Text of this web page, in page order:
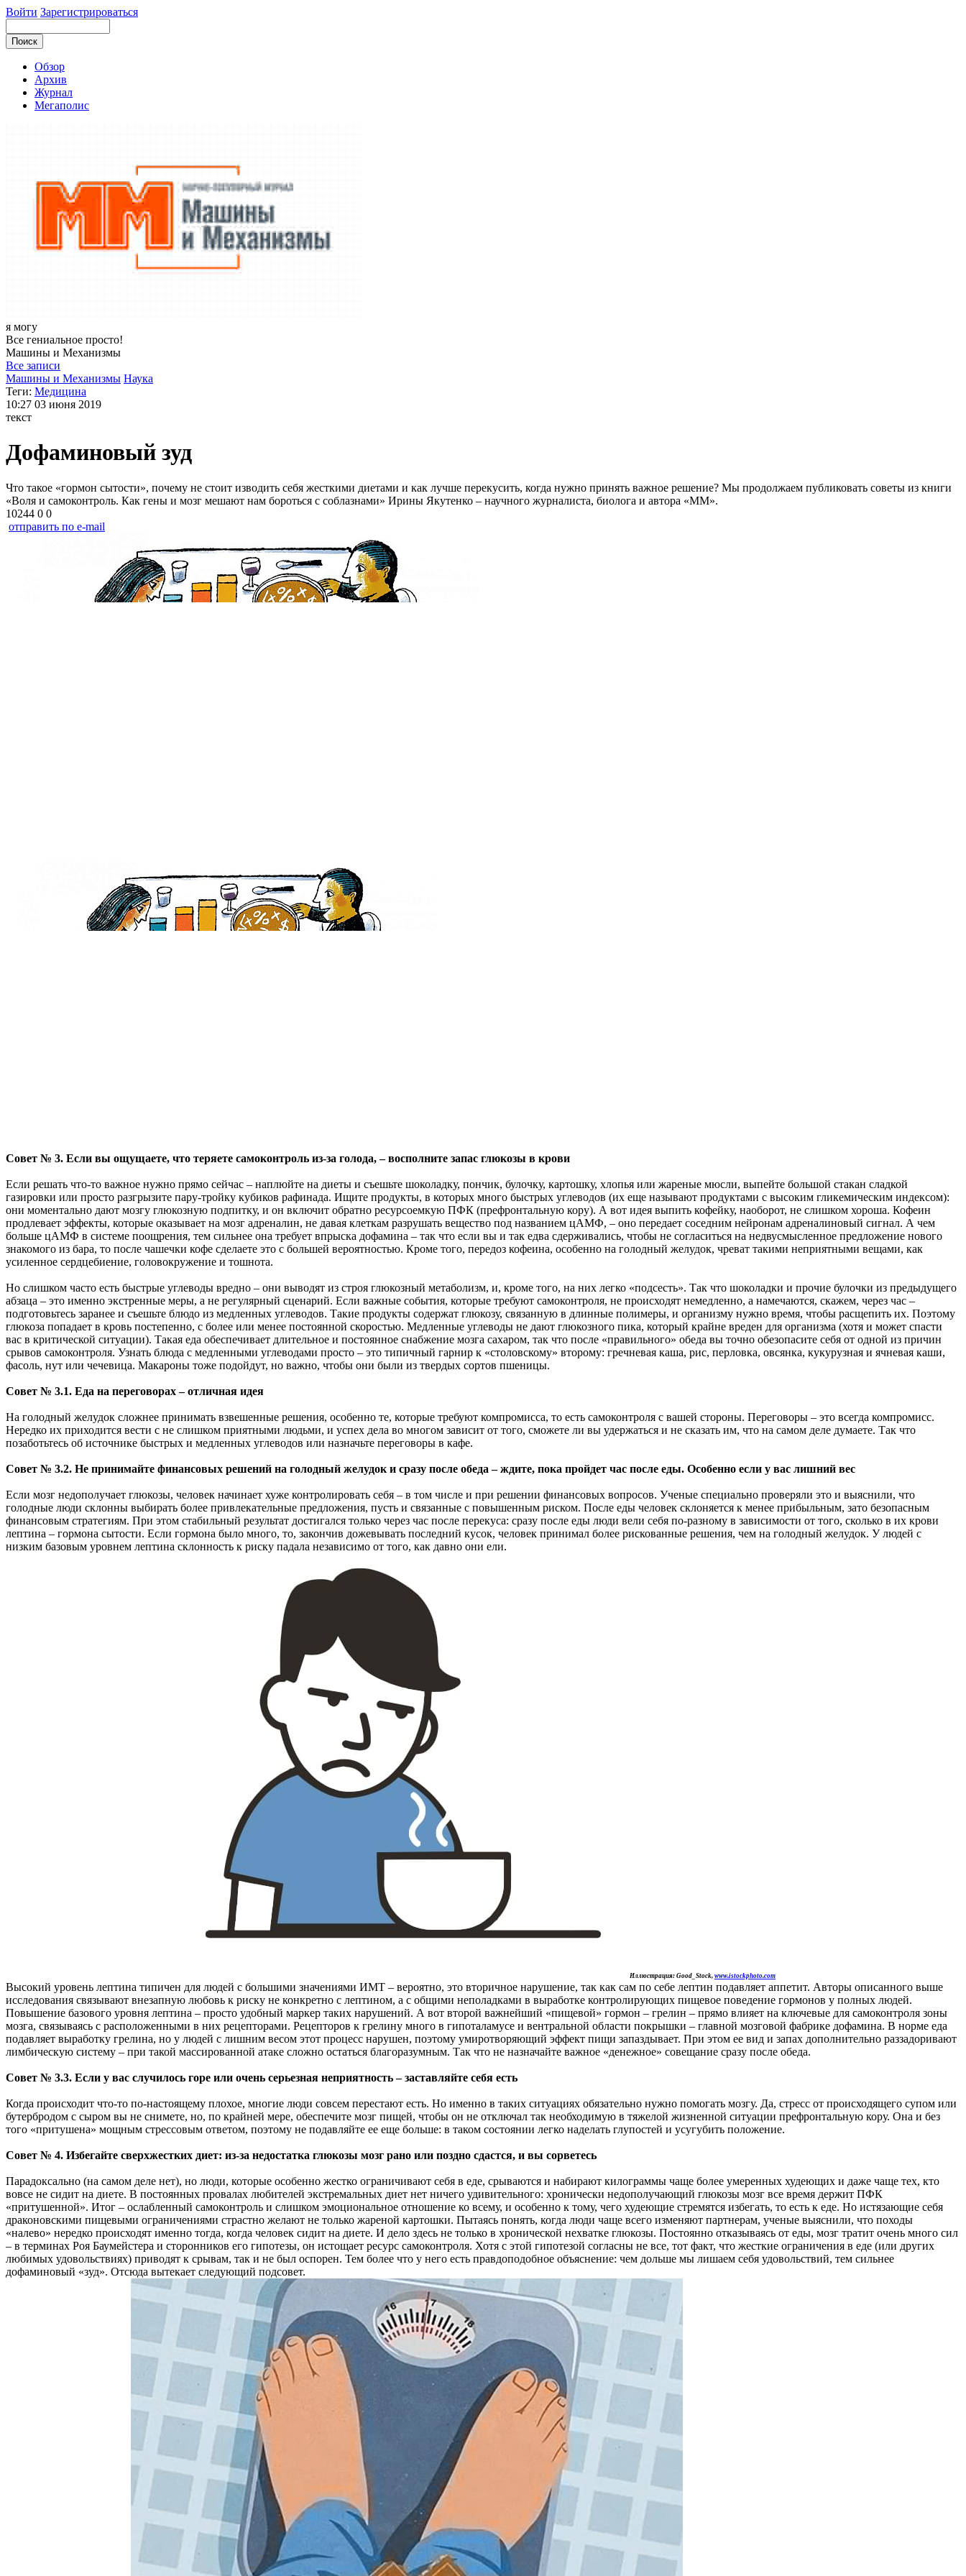
Войти Зарегистрироваться
Обзор
Архив
Журнал
Мегаполис
я могу
Все гениальное просто!
Машины и Механизмы
Все записи
Машины и Механизмы Наука
Теги: Медицина
10:27 03 июня 2019
текст
Дофаминовый зуд
Что такое «гормон сытости», почему не стоит изводить себя жесткими диетами и как лучше перекусить, когда нужно принять важное решение? Мы продолжаем публиковать советы из книги
«Воля и самоконтроль. Как гены и мозг мешают нам бороться с соблазнами» Ирины Якутенко – научного журналиста, биолога и автора «ММ».
10244 0 0
отправить по e-mail
Совет № 3. Если вы ощущаете, что теряете самоконтроль из-за голода, – восполните запас глюкозы в крови
Если решать что-то важное нужно прямо сейчас – наплюйте на диеты и съешьте шоколадку, пончик, булочку, картошку, хлопья или жареные мюсли, выпейте большой стакан сладкой
газировки или просто разгрызите пару-тройку кубиков рафинада. Ищите продукты, в которых много быстрых углеводов (их еще называют продуктами с высоким гликемическим индексом):
они моментально дают мозгу глюкозную подпитку, и он включит обратно ресурсоемкую ПФК (префронтальную кору). А вот идея выпить кофейку, наоборот, не слишком хороша. Кофеин
продлевает эффекты, которые оказывает на мозг адреналин, не давая клеткам разрушать вещество под названием цАМФ, – оно передает соседним нейронам адреналиновый сигнал. А чем
больше цАМФ в системе поощрения, тем сильнее она требует впрыска дофамина – так что если вы и так едва сдерживались, чтобы не согласиться на недвусмысленное предложение нового
знакомого из бара, то после чашечки кофе сделаете это с большей вероятностью. Кроме того, передоз кофеина, особенно на голодный желудок, чреват такими неприятными вещами, как
усиленное сердцебиение, головокружение и тошнота.
Но слишком часто есть быстрые углеводы вредно – они выводят из строя глюкозный метаболизм, и, кроме того, на них легко «подсесть». Так что шоколадки и прочие булочки из предыдущего
абзаца – это именно экстренные меры, а не регулярный сценарий. Если важные события, которые требуют самоконтроля, не происходят немедленно, а намечаются, скажем, через час –
подготовьтесь заранее и съешьте блюдо из медленных углеводов. Такие продукты содержат глюкозу, связанную в длинные полимеры, и организму нужно время, чтобы расщепить их. Поэтому
глюкоза попадает в кровь постепенно, с более или менее постоянной скоростью. Медленные углеводы не дают глюкозного пика, который крайне вреден для организма (хотя и может спасти
вас в критической ситуации). Такая еда обеспечивает длительное и постоянное снабжение мозга сахаром, так что после «правильного» обеда вы точно обезопасите себя от одной из причин
срывов самоконтроля. Узнать блюда с медленными углеводами просто – это типичный гарнир к «столовскому» второму: гречневая каша, рис, перловка, овсянка, кукурузная и ячневая каши,
фасоль, нут или чечевица. Макароны тоже подойдут, но важно, чтобы они были из твердых сортов пшеницы.
Совет № 3.1. Еда на переговорах – отличная идея
На голодный желудок сложнее принимать взвешенные решения, особенно те, которые требуют компромисса, то есть самоконтроля с вашей стороны. Переговоры – это всегда компромисс.
Нередко их приходится вести с не слишком приятными людьми, и успех дела во многом зависит от того, сможете ли вы удержаться и не сказать им, что на самом деле думаете. Так что
позаботьтесь об источнике быстрых и медленных углеводов или назначьте переговоры в кафе.
Совет № 3.2. Не принимайте финансовых решений на голодный желудок и сразу после обеда – ждите, пока пройдет час после еды. Особенно если у вас лишний вес
Если мозг недополучает глюкозы, человек начинает хуже контролировать себя – в том числе и при решении финансовых вопросов. Ученые специально проверяли это и выяснили, что
голодные люди склонны выбирать более привлекательные предложения, пусть и связанные с повышенным риском. После еды человек склоняется к менее прибыльным, зато безопасным
финансовым стратегиям. При этом стабильный результат достигался только через час после перекуса: сразу после еды люди вели себя по-разному в зависимости от того, сколько в их крови
лептина – гормона сытости. Если гормона было много, то, закончив дожевывать последний кусок, человек принимал более рискованные решения, чем на голодный желудок. У людей с
низким базовым уровнем лептина склонность к риску падала независимо от того, как давно они ели.
Иллюстрация: Good_Stock, www.istockphoto.com
Высокий уровень лептина типичен для людей с большими значениями ИМТ – вероятно, это вторичное нарушение, так как сам по себе лептин подавляет аппетит. Авторы описанного выше
исследования связывают внезапную любовь к риску не конкретно с лептином, а с общими неполадками в выработке контролирующих пищевое поведение гормонов у полных людей.
Повышение базового уровня лептина – просто удобный маркер таких нарушений. А вот второй важнейший «пищевой» гормон – грелин – прямо влияет на ключевые для самоконтроля зоны
мозга, связываясь с расположенными в них рецепторами. Рецепторов к грелину много в гипоталамусе и вентральной области покрышки – главной мозговой фабрике дофамина. В норме еда
подавляет выработку грелина, но у людей с лишним весом этот процесс нарушен, поэтому умиротворяющий эффект пищи запаздывает. При этом ее вид и запах дополнительно раззадоривают
лимбическую систему – при такой массированной атаке сложно остаться благоразумным. Так что не назначайте важное «денежное» совещание сразу после обеда.
Совет № 3.3. Если у вас случилось горе или очень серьезная неприятность – заставляйте себя есть
Когда происходит что-то по-настоящему плохое, многие люди совсем перестают есть. Но именно в таких ситуациях обязательно нужно помогать мозгу. Да, стресс от происходящего супом или
бутербродом с сыром вы не снимете, но, по крайней мере, обеспечите мозг пищей, чтобы он не отключал так необходимую в тяжелой жизненной ситуации префронтальную кору. Она и без
того «притушена» мощным стрессовым ответом, поэтому не подавляйте ее еще больше: в таком состоянии легко наделать глупостей и усугубить положение.
Совет № 4. Избегайте сверхжестких диет: из-за недостатка глюкозы мозг рано или поздно сдастся, и вы сорветесь
Парадоксально (на самом деле нет), но люди, которые особенно жестко ограничивают себя в еде, срываются и набирают килограммы чаще более умеренных худеющих и даже чаще тех, кто
вовсе не сидит на диете. В постоянных провалах любителей экстремальных диет нет ничего удивительного: хронически недополучающий глюкозы мозг все время держит ПФК
«притушенной». Итог – ослабленный самоконтроль и слишком эмоциональное отношение ко всему, и особенно к тому, чего худеющие стремятся избегать, то есть к еде. Но истязающие себя
драконовскими пищевыми ограничениями страстно желают не только жареной картошки. Пытаясь понять, когда люди чаще всего изменяют партнерам, ученые выяснили, что походы
«налево» нередко происходят именно тогда, когда человек сидит на диете. И дело здесь не только в хронической нехватке глюкозы. Постоянно отказываясь от еды, мозг тратит очень много сил
– в терминах Роя Баумейстера и сторонников его гипотезы, он истощает ресурс самоконтроля. Хотя с этой гипотезой согласны не все, тот факт, что жесткие ограничения в еде (или других
любимых удовольствиях) приводят к срывам, так и не был оспорен. Тем более что у него есть правдоподобное объяснение: чем дольше мы лишаем себя удовольствий, тем сильнее
дофаминовый «зуд». Отсюда вытекает следующий подсовет.